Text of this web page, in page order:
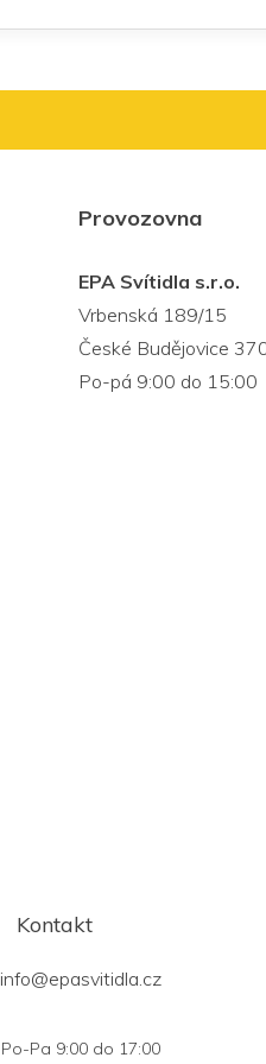
Provozovna
EPA Svítidla s.r.o.
Vrbenská 189/15
České Budějovice
Po-pá 9:00 do 15:00
Kontakt
info@epasvitidla.cz